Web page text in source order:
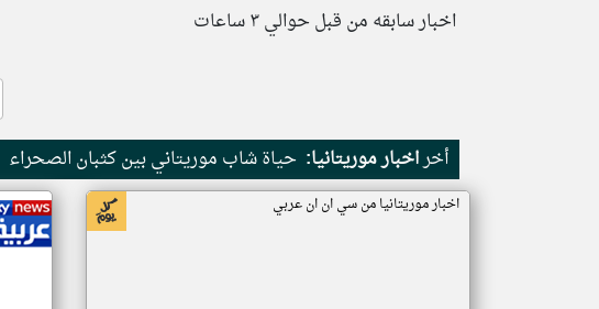
اخبار سابقه من قبل حوالي ٣ ساعات
أخراخبار موريتانيا: حياة شاب موريتاني بين كثبان الصحراء
اخبار موريتانيا من سي ان ان عربي